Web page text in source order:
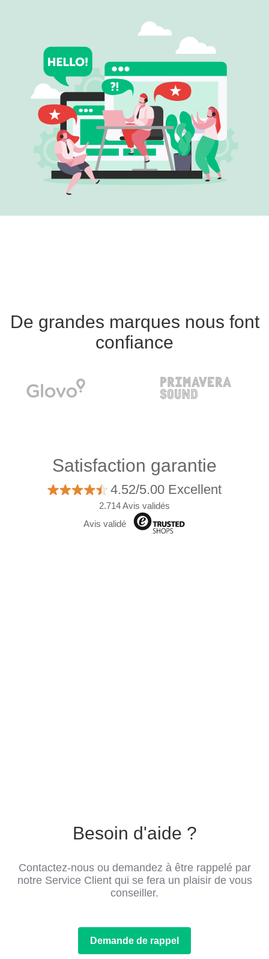
De grandes marques nous font
confiance
Satisfaction garantie
4.52/5.00 Excellent
2.714 Avis validés
Avis validé
Besoin d'aide ?
Contactez-nous ou demandez à être rappelé par
notre Service Client qui se fera un plaisir de vous
conseiller.
Demande de rappel